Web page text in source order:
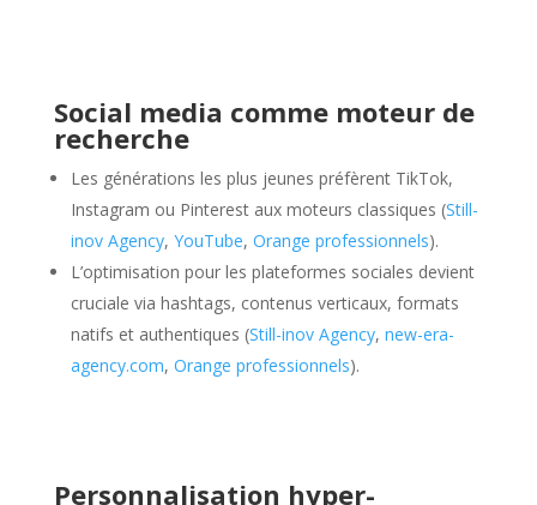
Social media comme moteur de
recherche
Les générations les plus jeunes préfèrent TikTok,
Instagram ou Pinterest aux moteurs classiques (Still-
inov Agency, YouTube, Orange professionnels).
L’optimisation pour les plateformes sociales devient
cruciale via hashtags, contenus verticaux, formats
natifs et authentiques (Still-inov Agency, new-era-
agency.com, Orange professionnels).
Personnalisation hyper-